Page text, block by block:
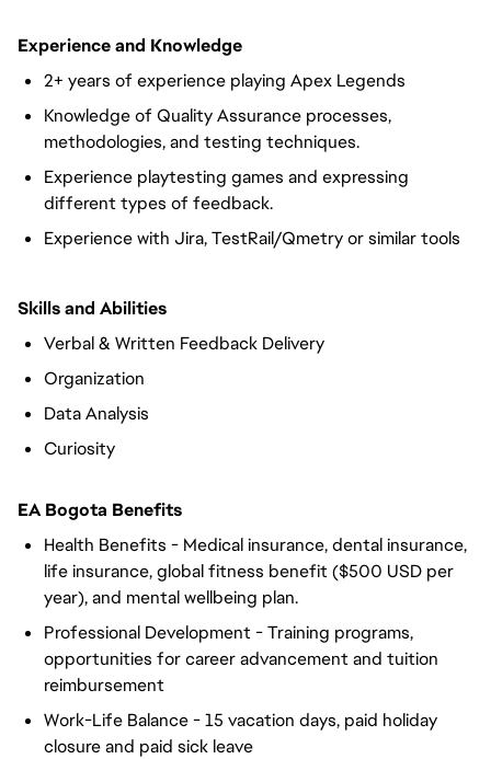
Experience and Knowledge
2+ years of experience playing Apex Legends
Knowledge of Quality Assurance processes,
methodologies, and testing techniques.
Experience playtesting games and expressing
different types of feedback.
Experience with Jira, TestRail/Qmetry or similar tools
Skills and Abilities
Verbal & Written Feedback Delivery
Organization
Data Analysis
Curiosity
EA Bogota Benefits
Health Benefits - Medical insurance, dental insurance,
life insurance, global fitness benefit ($500 USD per
year), and mental wellbeing plan.
Professional Development - Training programs,
opportunities for career advancement and tuition
reimbursement
Work-Life Balance - 15 vacation days, paid holiday
closure and paid sick leave